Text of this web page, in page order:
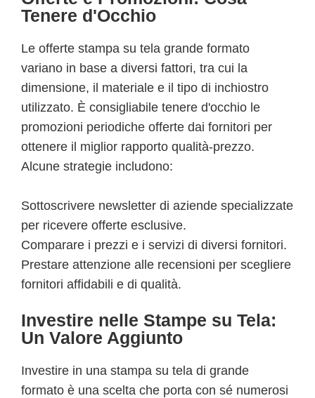
Tenere d'Occhio
Le offerte stampa su tela grande formato
variano in base a diversi fattori, tra cui la
dimensione, il materiale e il tipo di inchiostro
utilizzato. È consigliabile tenere d'occhio le
promozioni periodiche offerte dai fornitori per
ottenere il miglior rapporto qualità-prezzo.
Alcune strategie includono:
Sottoscrivere newsletter di aziende specializzate
per ricevere offerte esclusive.
Comparare i prezzi e i servizi di diversi fornitori.
Prestare attenzione alle recensioni per scegliere
fornitori affidabili e di qualità.
Investire nelle Stampe su Tela:
Un Valore Aggiunto
Investire in una stampa su tela di grande
formato è una scelta che porta con sé numerosi